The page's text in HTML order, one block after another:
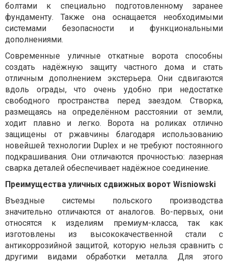
болтами к специально подготовленному заранее
фундаменту. Также она оснащается необходимыми
системами безопасности и функциональными
дополнениями.
Современные уличные откатные ворота способны
создать надёжную защиту частного дома и стать
отличным дополнением экстерьера. Они сдвигаются
вдоль ограды, что очень удобно при недостатке
свободного пространства перед заездом. Створка,
размещаясь на определённом расстоянии от земли,
ходит плавно и легко. Ворота на роликах отлично
защищены от ржавчины благодаря использованию
новейшей технологии Duplex и не требуют постоянного
подкрашивания. Они отличаются прочностью: лазерная
сварка деталей обеспечивает надёжное соединение.
Преимущества уличных сдвижных ворот Wisniowski
Въездные системы польского производства
значительно отличаются от аналогов. Во-первых, они
относятся к изделиям премиум-класса, так как
изготовлены из высококачественной стали с
антикоррозийной защитой, которую нельзя сравнить с
другими видами обработки металла. Для этого